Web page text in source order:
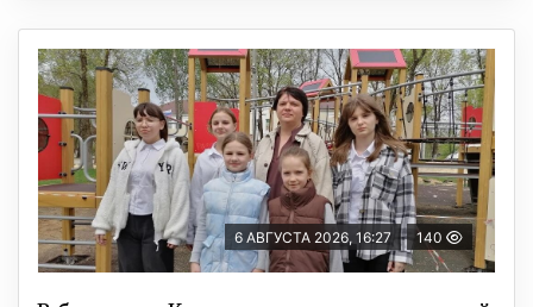
6 АВГУСТА 2026, 16:27 140